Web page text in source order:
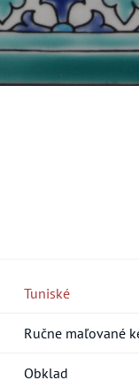
Tuniské
Ručne maľované
Obklad